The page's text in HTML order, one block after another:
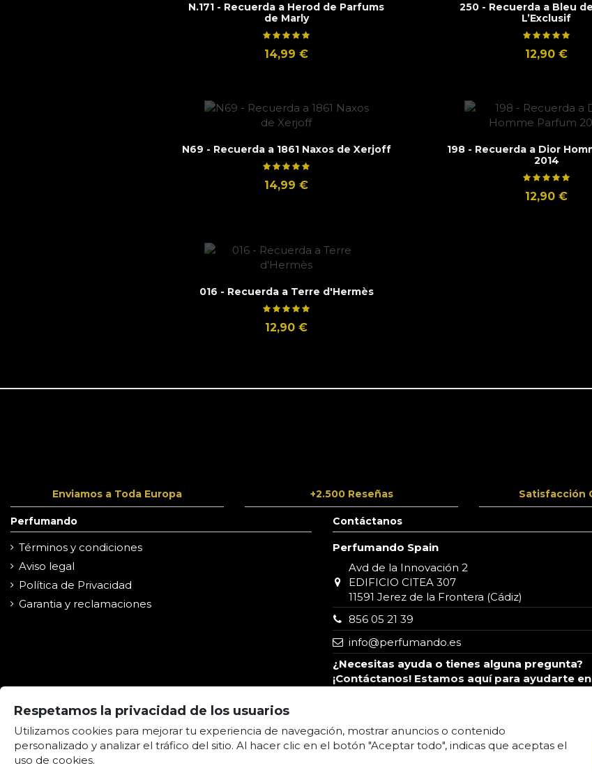
N.171 - Recuerda a Herod de Parfums
de Marly
14,99 €
250 - Recuerda a Bleu
L’Exclusif
12,90 €
N69 - Recuerda a 1861 Naxos de Xerjoff
14,99 €
198 - Recuerda a Dior
2014
12,90 €
016 - Recuerda a Terre d'Hermès
12,90 €
Enviamos a Toda Europa +2.500 Reseñas Satisfacción
Perfumando
Términos y condiciones
Aviso legal
Política de Privacidad
Garantia y reclamaciones
Contáctanos
Perfumando Spain
Avd de la Innovación 2
EDIFICIO CITEA 307
11591 Jerez de la Frontera (Cádiz)
856 05 21 39
info@perfumando.es
¿Necesitas ayuda o tienes alguna pregunta?
¡Contáctanos! Estamos aquí para ayudarte
Respetamos la privacidad de los usuarios
Utilizamos cookies para mejorar tu experiencia de navegación, mostrar anuncios o contenido
personalizado y analizar el tráfico del sitio. Al hacer clic en el botón "Aceptar todo", indicas que aceptas el
uso de cookies.